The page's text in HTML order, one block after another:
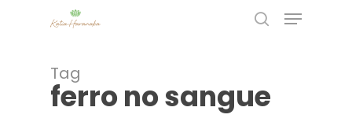
Menu
Tag
ferro no sangue